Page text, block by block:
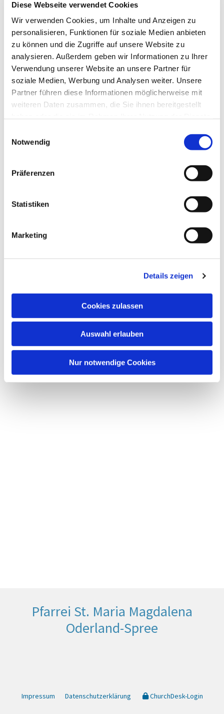
Diese Webseite verwendet Cookies
Wir verwenden Cookies, um Inhalte und Anzeigen zu
personalisieren, Funktionen für soziale Medien anbieten
zu können und die Zugriffe auf unsere Website zu
analysieren. Außerdem geben wir Informationen zu Ihrer
Verwendung unserer Website an unsere Partner für
soziale Medien, Werbung und Analysen weiter. Unsere
Partner führen diese Informationen möglicherweise mit
weiteren Daten zusammen, die Sie ihnen bereitgestellt
Notwendig
Präferenzen
Statistiken
Marketing
Details zeigen
Cookies zulassen
Auswahl erlauben
Nur notwendige Cookies
Pater Theo Wenzel M.Id.
interessieren
Pfarrei St. Maria Magdalena
Oderland-Spree
Impressum Datenschutzerklärung ChurchDesk-Login